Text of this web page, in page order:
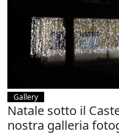
Gallery
Natale sotto il
nostra galleria